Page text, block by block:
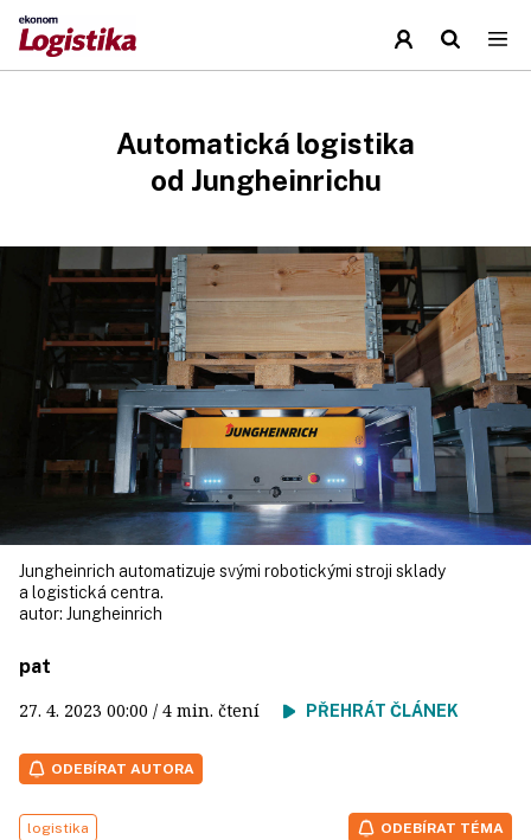
Automatická logistika
od Jungheinrichu
Jungheinrich automatizuje svými robotickými stroji sklady
a logistická centra.
autor: Jungheinrich
pat
27. 4. 2023 00:00 / 4 min. čtení PŘEHRÁT ČLÁNEK
ODEBÍRAT AUTORA
logistika ODEBÍRAT TÉMA